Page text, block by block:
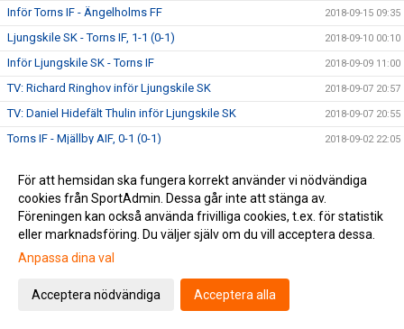
Inför Torns IF - Ängelholms FF 2018-09-15 09:35
Ljungskile SK - Torns IF, 1-1 (0-1) 2018-09-10 00:10
Inför Ljungskile SK - Torns IF 2018-09-09 11:00
TV: Richard Ringhov inför Ljungskile SK 2018-09-07 20:57
TV: Daniel Hidefält Thulin inför Ljungskile SK 2018-09-07 20:55
Torns IF - Mjällby AIF, 0-1 (0-1) 2018-09-02 22:05
TV: Astrit Seljmani utsedd till månadens spelare 2018-08-29 14:50
TV: Möt Torns nyförvärv Alexander Fioretos 2018-08-29 11:41
Eskilsminne IF - Torns IF, 3-0 (2-0) 2018-08-26 21:30
Inför Eskilsminne IF - Torns IF
Torns IF - IFK Göteborg, 0-4 (0-1)
För att hemsidan ska fungera korrekt använder vi nödvändiga
cookies från SportAdmin. Dessa går inte att stänga av.
Föreningen kan också använda frivilliga cookies, t.ex. för statistik
eller marknadsföring. Du väljer själv om du vill acceptera dessa.
Anpassa dina val
Acceptera nödvändiga Acceptera alla